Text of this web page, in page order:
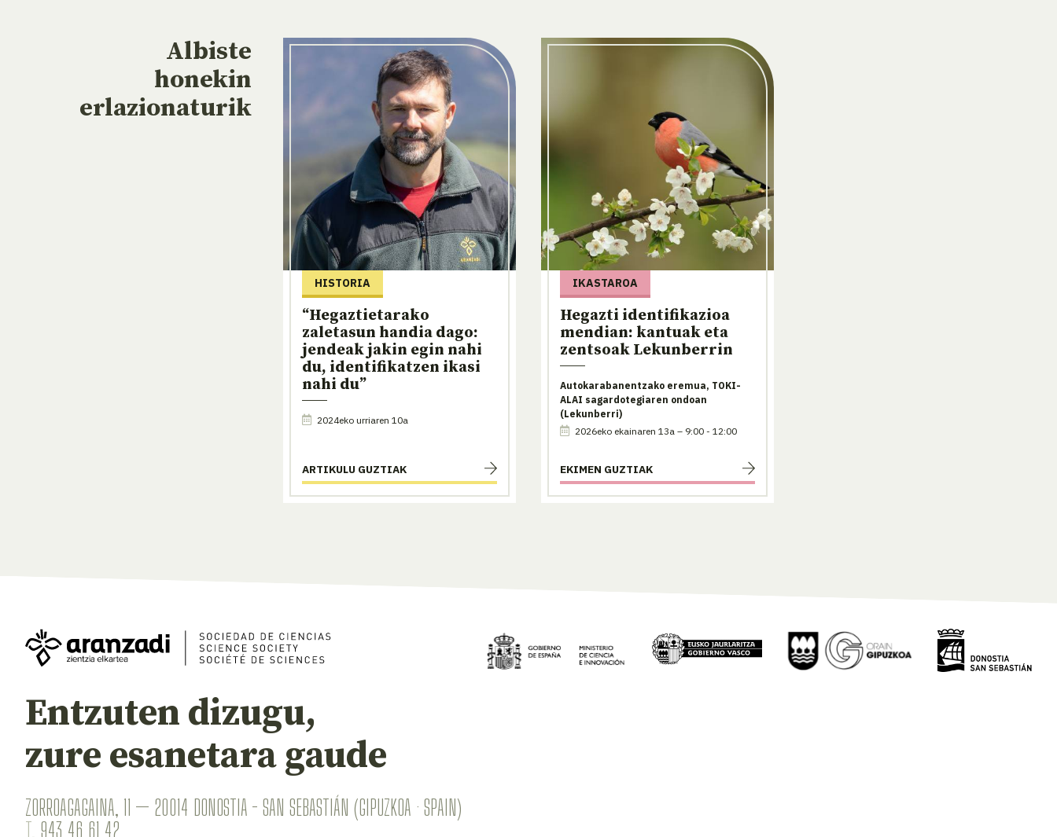
Albiste
honekin
erlazionaturik
HISTORIA
“Hegaztietarako
zaletasun handia dago:
jendeak jakin egin nahi
du, identifikatzen ikasi
nahi du”
2024eko urriaren 10a
ARTIKULU GUZTIAK
IKASTAROA
Hegazti identifikazioa
mendian: kantuak eta
zentsoak Lekunberrin
Autokarabanentzako eremua, TOKI-
ALAI sagardotegiaren ondoan
(Lekunberri)
2026eko ekainaren 13a – 9:00 - 12:00
EKIMEN GUZTIAK
Entzuten dizugu,
zure esanetara gaude
ZORROAGAGAINA, 11 — 20014 DONOSTIA - SAN SEBASTIÁN (GIPUZKOA · SPAIN)
T. 943 46 61 42